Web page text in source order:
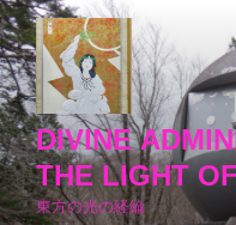
コ
ン
テ
ン
ツ
へ
ス
キ
DIVINE
THE LIGHT
東方の光の経綸